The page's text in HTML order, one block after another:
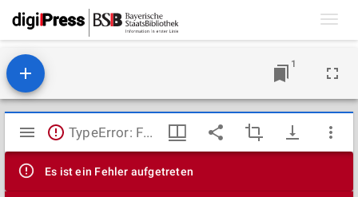
1
Mirador
Viewer
TypeError: Failed to fetch
Es ist ein Fehler aufgetreten